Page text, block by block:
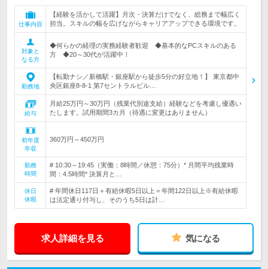
仕事内容
【経験を活かして活躍】月次・決算だけでなく、総務まで幅広く
担当。スキルの幅を広げながらキャリアアップできる環境です。
対象と
なる方
◆何らかの経理の実務経験者歓迎 ◆基本的なPCスキルのある
方 ◆20～30代が活躍中！
勤務地
【転勤ナシ／新橋駅・銀座駅から徒歩5分の好立地！】 東京都中
央区銀座8-8-1 第7セントラルビル…
給与
月給25万円～30万円（残業代別途支給）経験などを考慮し優遇い
たします。試用期間3カ月（待遇に変更はありません）
初年度
年収
360万円～450万円
勤務
時間
# 10:30～19:45（実働：8時間／休憩：75分）* 月間平均残業時
間：4.5時間* 決算月と…
休日
休暇
# 年間休日117日＋有給休暇5日以上＝年間122日以上※有給休暇
は法定通り付与し、そのうち5日は計…
求人詳細を見る 気になる